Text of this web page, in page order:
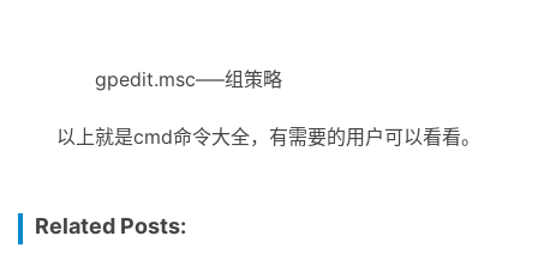
gpedit.msc—–组策略
以上就是cmd命令大全，有需要的用户可以看看。
Related Posts: